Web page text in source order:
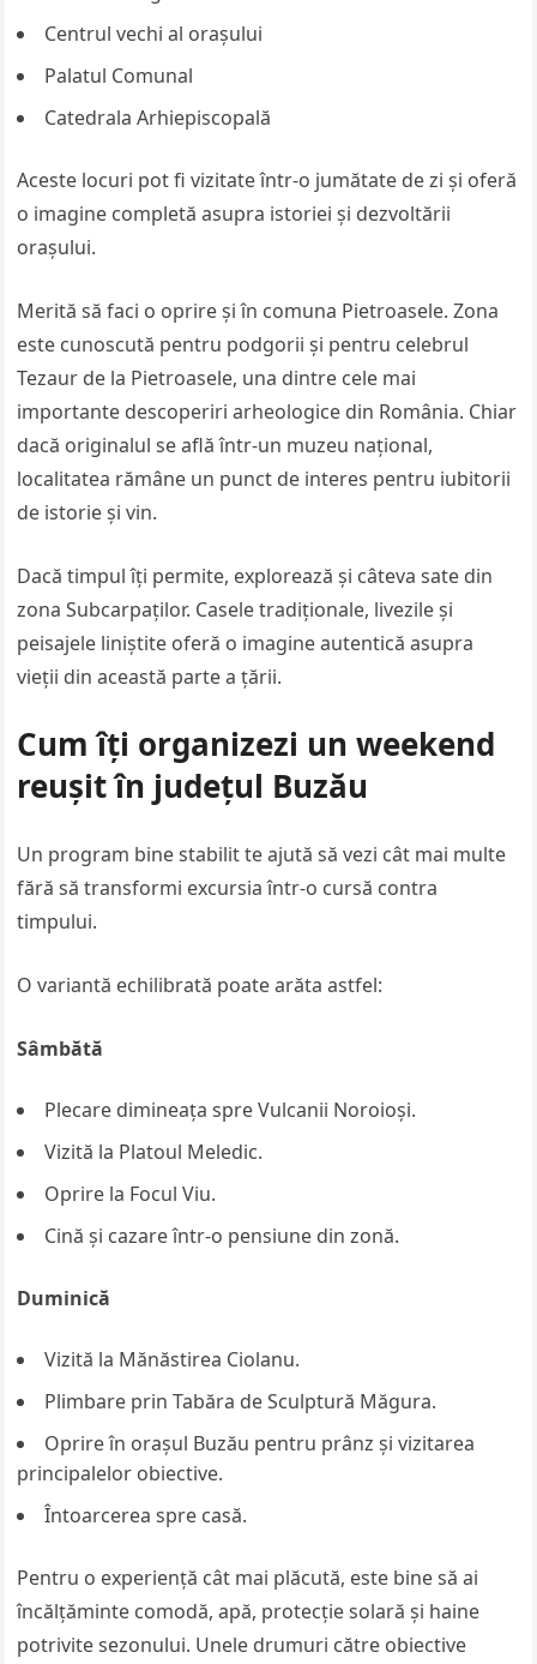
Centrul vechi al orașului
Palatul Comunal
Catedrala Arhiepiscopală
Aceste locuri pot fi vizitate într-o jumătate de zi și oferă
o imagine completă asupra istoriei și dezvoltării
orașului.
Merită să faci o oprire și în comuna Pietroasele. Zona
este cunoscută pentru podgorii și pentru celebrul
Tezaur de la Pietroasele, una dintre cele mai
importante descoperiri arheologice din România. Chiar
dacă originalul se află într-un muzeu național,
localitatea rămâne un punct de interes pentru iubitorii
de istorie și vin.
Dacă timpul îți permite, explorează și câteva sate din
zona Subcarpaților. Casele tradiționale, livezile și
peisajele liniștite oferă o imagine autentică asupra
vieții din această parte a țării.
Cum îți organizezi un weekend
reușit în județul Buzău
Un program bine stabilit te ajută să vezi cât mai multe
fără să transformi excursia într-o cursă contra
timpului.
O variantă echilibrată poate arăta astfel:
Sâmbătă
Plecare dimineața spre Vulcanii Noroioși.
Vizită la Platoul Meledic.
Oprire la Focul Viu.
Cină și cazare într-o pensiune din zonă.
Duminică
Vizită la Mănăstirea Ciolanu.
Plimbare prin Tabăra de Sculptură Măgura.
Oprire în orașul Buzău pentru prânz și vizitarea
principalelor obiective.
Întoarcerea spre casă.
Pentru o experiență cât mai plăcută, este bine să ai
încălțăminte comodă, apă, protecție solară și haine
potrivite sezonului. Unele drumuri către obiective